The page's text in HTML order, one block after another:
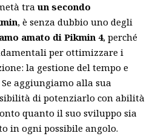
tra un secondo
, è senza dubbio uno degli
amato di Pikmin 4, perché
per ottimizzare i
la gestione del tempo e
aggiungiamo alla sua
di potenziarlo con abilità
quanto il suo sviluppo sia
in ogni possibile angolo.